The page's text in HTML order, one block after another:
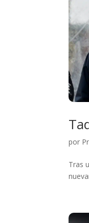
por
Tras